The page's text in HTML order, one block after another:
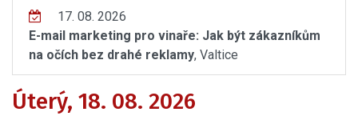
17. 08. 2026
E-mail marketing pro vinaře: Jak být zákazníkům
na očích bez drahé reklamy, Valtice
Úterý, 18. 08. 2026